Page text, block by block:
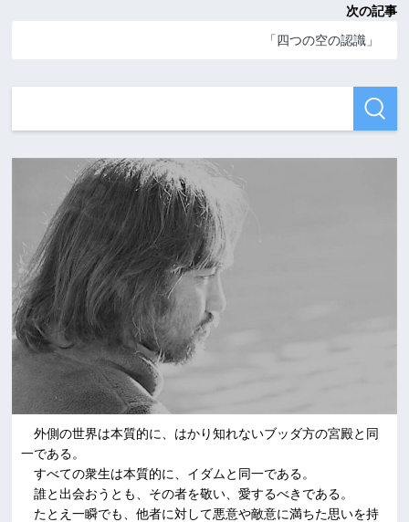
次の記事
「四つの空の認識」
外側の世界は本質的に、はかり知れないブッダ方の宮殿と同
一である。
すべての衆生は本質的に、イダムと同一である。
誰と出会おうとも、その者を敬い、愛するべきである。
たとえ一瞬でも、他者に対して悪意や敵意に満ちた思いを持